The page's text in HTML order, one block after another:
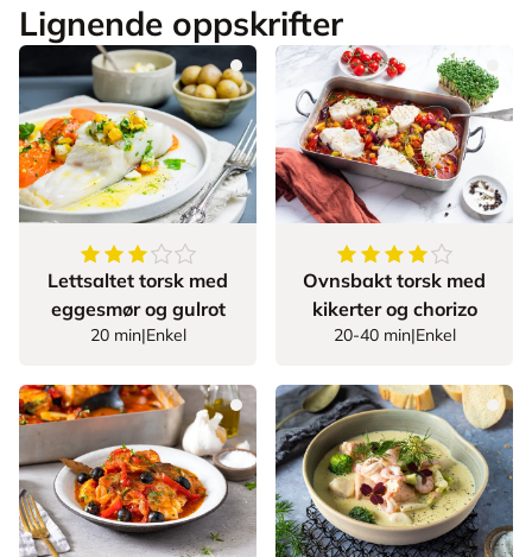
Lignende oppskrifter
3.5555555555555554
stjerner
Lettsaltet torsk med
eggesmør og gulrot
20 min|Enkel
4.653846153846154
Ovnsbakt torsk med
kikerter og chorizo
20-40 min|Enkel